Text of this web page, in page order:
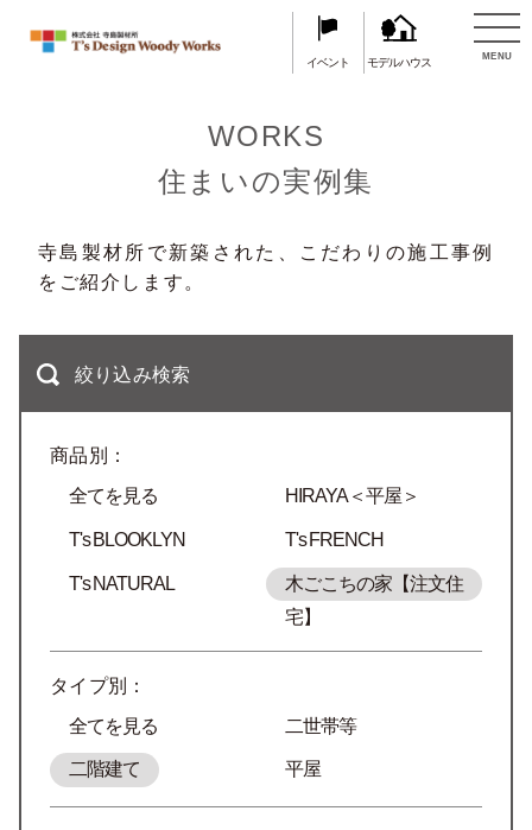
イベント モデルハウス MENU
TOP 住まいの実例集
WORKS
住まいの実例集
寺島製材所で新築された、こだわりの施工事例
をご紹介します。
絞り込み検索
商品別：
全てを見る
HIRAYA＜平屋＞
T's BLOOKLYN T's FRENCH
T's NATURAL
木ごこちの家【注文住
宅】
タイプ別：
全てを見る
二世帯等
二階建て 平屋